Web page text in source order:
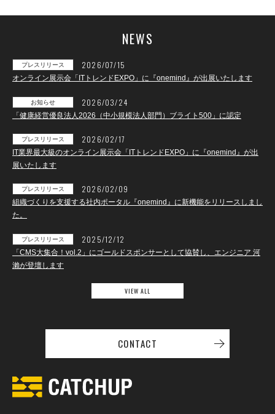
NEWS
プレスリリース 2026/07/15
オンライン展示会「ITトレンドEXPO」に『onemind』が出展いたします
お知らせ 2026/03/24
「健康経営優良法人2026（中小規模法人部門）ブライト500」に認定
プレスリリース 2026/02/17
IT業界最大級のオンライン展示会「ITトレンドEXPO」に『onemind』が出
展いたします
プレスリリース 2026/02/09
組織づくりを支援する社内ポータル『onemind』に新機能をリリースしまし
た。
プレスリリース 2025/12/12
「CMS大集合！vol.2」にゴールドスポンサーとして協賛し、エンジニア 河
瀨が登壇します
VIEW ALL
CONTACT